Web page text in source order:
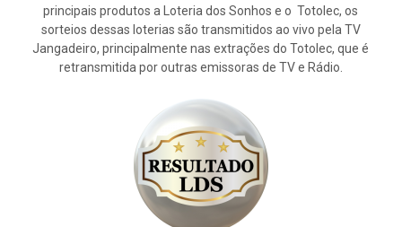
principais produtos a Loteria dos Sonhos e o Totolec, os
sorteios dessas loterias são transmitidos ao vivo pela TV
Jangadeiro, principalmente nas extrações do Totolec, que é
retransmitida por outras emissoras de TV e Rádio.